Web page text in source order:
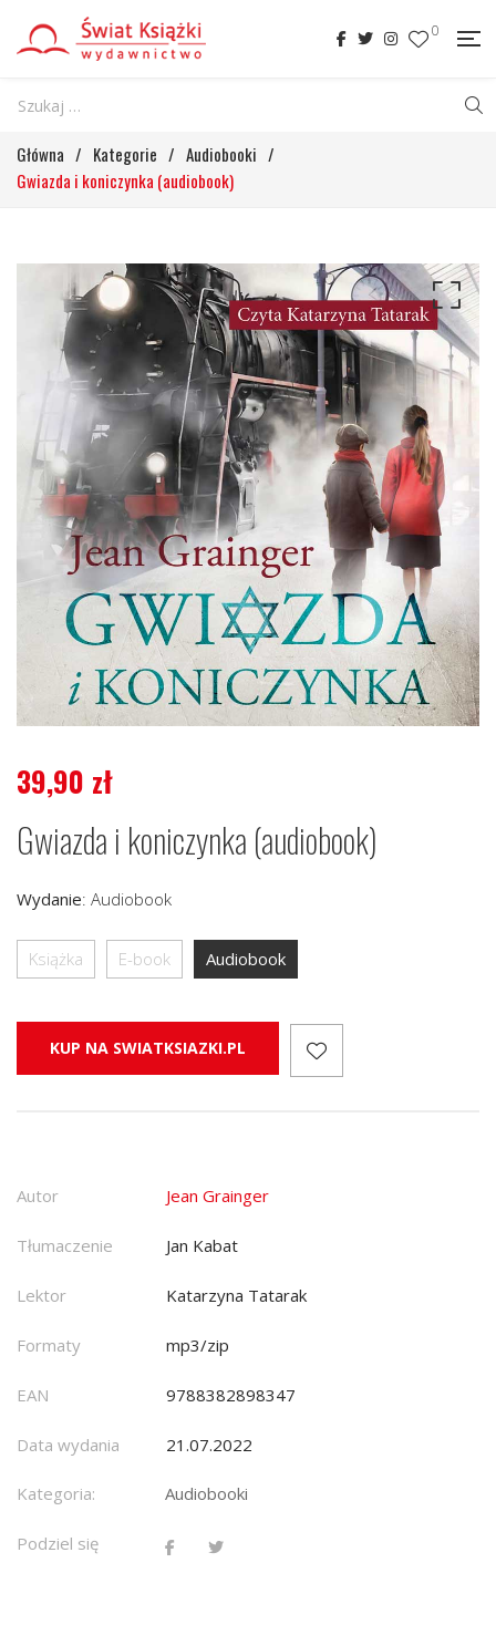
0
Główna / Kategorie / Audiobooki /
Gwiazda i koniczynka (audiobook)
39,90 zł
Gwiazda i koniczynka (audiobook)
Wydanie: Audiobook
Książka E-book Audiobook
KUP NA SWIATKSIAZKI.PL
Autor Jean Grainger
Tłumaczenie Jan Kabat
Lektor Katarzyna Tatarak
Formaty mp3/zip
EAN 9788382898347
Data wydania 21.07.2022
Kategoria: Audiobooki
Podziel się